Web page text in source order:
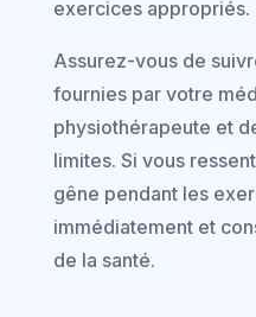
exercices appropriés.
Assurez-vous de
fournies par votre
physiothérapeute et
limites. Si vous
gêne pendant les
immédiatement et
de la santé.